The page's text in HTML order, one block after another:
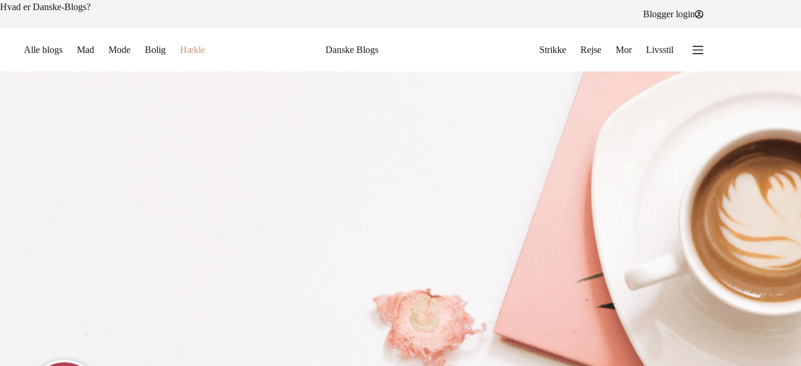
Hvad er Danske-Blogs?
Blogger login
Alle blogs Mad Mode Bolig Hækle Danske Blogs Strikke Rejse Mor Livsstil